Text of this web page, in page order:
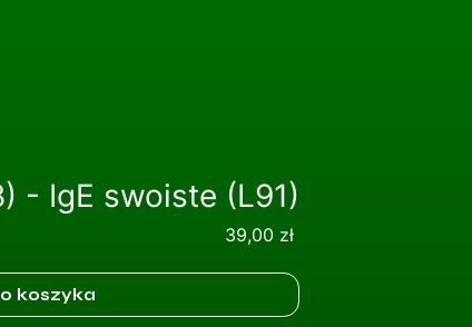
- IgE swoiste (L91)
39,00 złCena
koszyka